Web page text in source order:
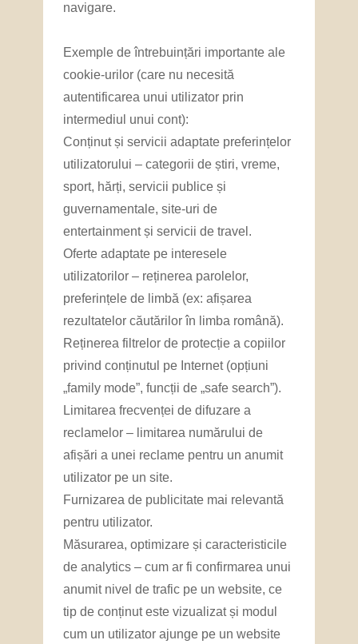
navigare.
Exemple de întrebuințări importante ale
cookie-urilor (care nu necesită
autentificarea unui utilizator prin
intermediul unui cont):
Conținut și servicii adaptate preferințelor
utilizatorului – categorii de știri, vreme,
sport, hărți, servicii publice și
guvernamentale, site-uri de
entertainment și servicii de travel.
Oferte adaptate pe interesele
utilizatorilor – reținerea parolelor,
preferințele de limbă (ex: afișarea
rezultatelor căutărilor în limba română).
Reținerea filtrelor de protecție a copiilor
privind conținutul pe Internet (opțiuni
„family mode”, funcții de „safe search”).
Limitarea frecvenței de difuzare a
reclamelor – limitarea numărului de
afișări a unei reclame pentru un anumit
utilizator pe un site.
Furnizarea de publicitate mai relevantă
pentru utilizator.
Măsurarea, optimizare și caracteristicile
de analytics – cum ar fi confirmarea unui
anumit nivel de trafic pe un website, ce
tip de conținut este vizualizat și modul
cum un utilizator ajunge pe un website